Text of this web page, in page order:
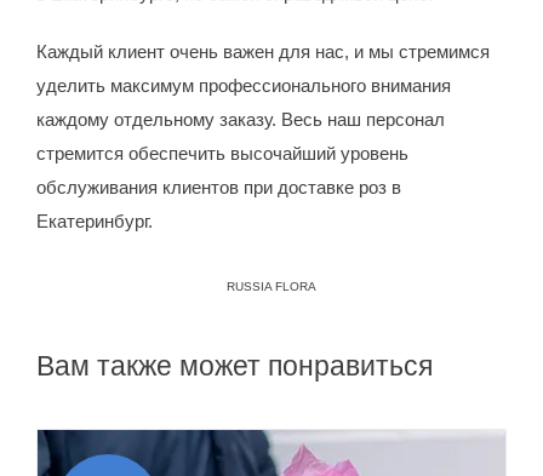
Каждый клиент очень важен для нас, и мы стремимся
уделить максимум профессионального внимания
каждому отдельному заказу. Весь наш персонал
стремится обеспечить высочайший уровень
обслуживания клиентов при доставке роз в
Екатеринбург.
RUSSIA FLORA
Вам также может понравиться